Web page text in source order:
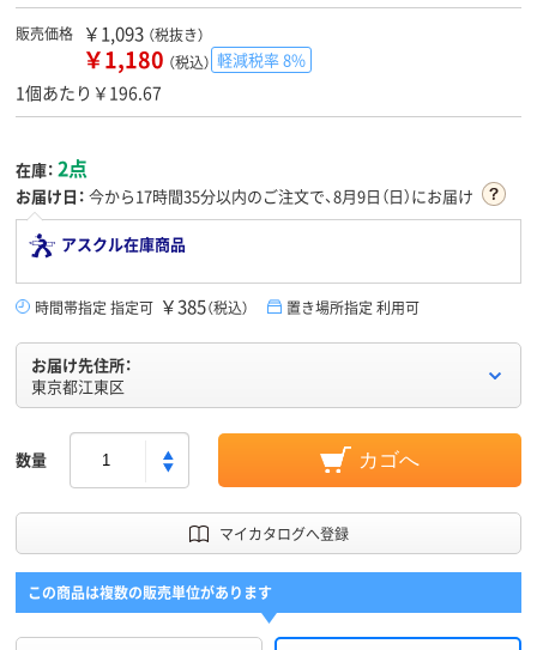
販売価格 ￥1,093 （税抜き）
￥1,180 （税込） 軽減税率 8%
1個あたり￥196.67
在庫： 2点
お届け日： 今から17時間35分以内のご注文で、8月9日（日）にお届け
アスクル在庫商品
時間帯指定 指定可 ￥385（税込） 置き場所指定 利用可
お届け先住所：
東京都江東区
数量 カゴへ
マイカタログへ登録
この商品は複数の販売単位があります